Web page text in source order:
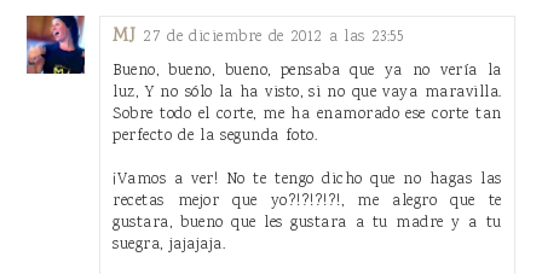
MJ 27 de diciembre de 2012 a las 23:55
Bueno, bueno, bueno, pensaba que ya no vería la
luz, Y no sólo la ha visto, si no que vaya maravilla.
Sobre todo el corte, me ha enamorado ese corte tan
perfecto de la segunda foto.
¡Vamos a ver! No te tengo dicho que no hagas las
recetas mejor que yo?!?!?!?!, me alegro que te
gustara, bueno que les gustara a tu madre y a tu
suegra, jajajaja.